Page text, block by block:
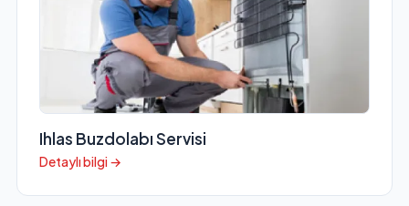
Ihlas Buzdolabı Servisi
Detaylı bilgi →